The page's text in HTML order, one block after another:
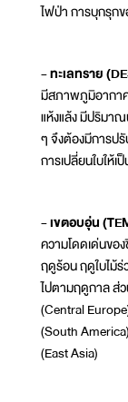
ไฟป่า การบุกรุก
- ทะเลทราย
มีสภาพภูมิอากา
แห้งแล้ง มีปริมา
ๆ จึงต้องมีการป
การเปลี่ยนใบให้
- เขตอบอุ่น
ความโดดเด่นขอ
ฤดูร้อน ฤดูใบไม้
ไปตามฤดูกาล ส่
(Central
(South
(East Asia)